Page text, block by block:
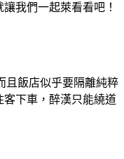
我們一起萊看看吧！
且飯店似乎要隔離純粹
下車，醉漢只能繞道